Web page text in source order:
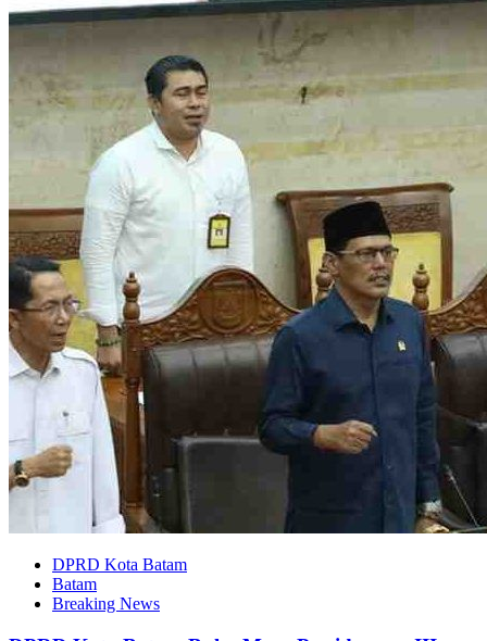
DPRD Kota Batam
Batam
Breaking News